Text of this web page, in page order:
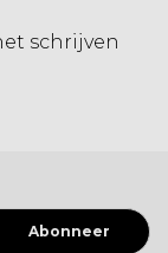
schrijven
Abonneer